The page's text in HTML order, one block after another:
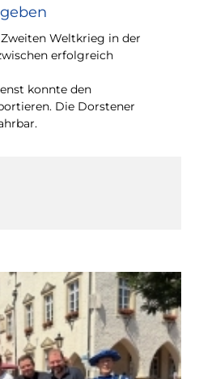
Weltkrieg in der
erfolgreich
konnte den
Die Dorstener